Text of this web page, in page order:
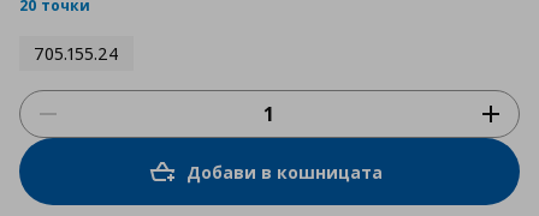
20 точки
705.155.24
Добави в кошницата